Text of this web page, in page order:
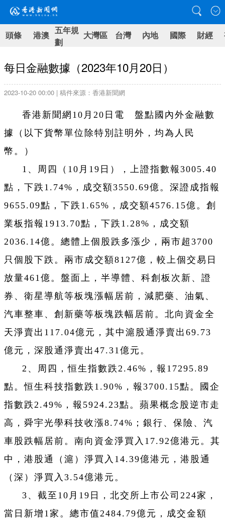
頭條 港澳 五年規
劃
大灣區 台灣 內地 國際 財經
每日金融數據（2023年10月20日）
2023-10-20 00:00 | 稿件來源：香港新聞網
香港新聞網10月20日電 盤點國內外金融數
據（以下貨幣單位除特別註明外，均為人民
幣。）
1、周四（ 10月19日 ），上證指數報3005.40
點，下跌1.74%，成交額3550.69億。深證成指報
9655.09點，下跌1.65%，成交額4576.15億。創
業板指報1913.70點，下跌1.28%，成交額
2036.14億。總體上個股跌多漲少，兩市超3700
只個股下跌。兩市成交額8127億，較上個交易日
放量461億。盤面上，半導體、科創板次新、證
券、衛星導航等板塊漲幅居前，減肥藥、油氣、
汽車整車、創新藥等板塊跌幅居前。北向資金全
天淨賣出117.04億元，其中滬股通淨賣出69.73
億元，深股通淨賣出47.31億元。
2、周四，恒生指數跌2.46%，報17295.89
點。恒生科技指數跌1.90%，報3700.15點。國企
指數跌2.49%，報5924.23點。蘋果概念股逆市走
高，舜宇光學科技收漲8.74%；銀行、保險、汽
車股跌幅居前。南向資金淨買入17.92億港元。其
中，港股通（滬）淨買入14.39億港元，港股通
（深）淨買入3.54億港元。
3、截至10月19日，北交所上市公司224家，
當日新增1家。總市值2484.79億元，成交金額